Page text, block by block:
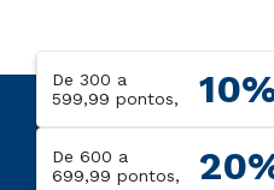
De 300 a
599,99 pontos,
De 600 a
699,99 pontos,